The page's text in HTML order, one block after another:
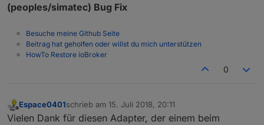
(peoples/simatec) Bug Fix
Besuche meine Github Seite
Beitrag hat geholfen oder willst du mich unterstützen
HowTo Restore ioBroker
0
Offline
Espace0401schrieb am 15. Juli 2018, 20:11
zuletzt editiert von
Vielen Dank für diesen Adapter, der einem beim